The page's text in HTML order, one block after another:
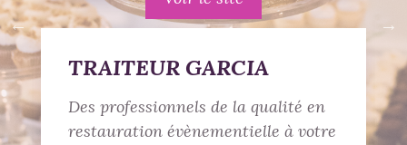
TRAITEUR GARCIA
Des professionnels de la qualité en
restauration évènementielle à votre